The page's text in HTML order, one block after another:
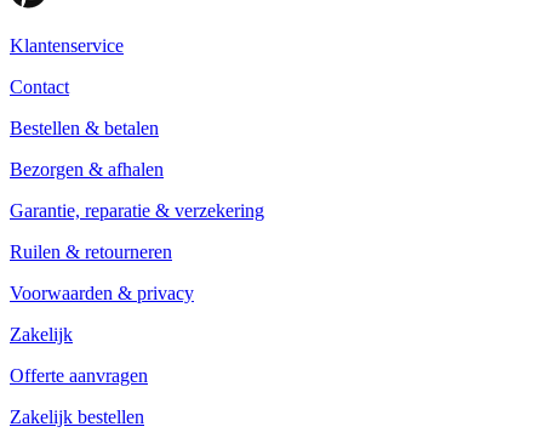
Klantenservice
Contact
Bestellen & betalen
Bezorgen & afhalen
Garantie, reparatie & verzekering
Ruilen & retourneren
Voorwaarden & privacy
Zakelijk
Offerte aanvragen
Zakelijk bestellen